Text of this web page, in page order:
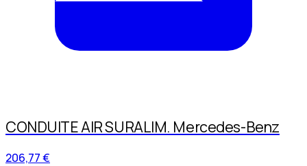
CONDUITE AIR SURALIM. Mercedes-Benz
206,77 €